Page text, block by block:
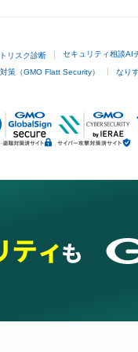
リスク診断 セキュリティ相談AI
策（GMO Flatt Security） なり